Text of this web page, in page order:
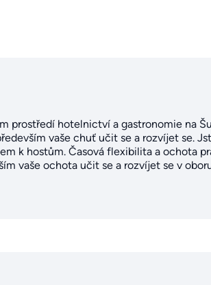
prostředí hotelnictví a gastronomie na
vaše chuť učit se a rozvíjet se.
k hostům. Časová flexibilita a ochota
vaše ochota učit se a rozvíjet se v